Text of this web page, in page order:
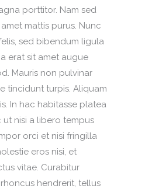
porttitor. Nam sed
mattis purus. Nunc
sed bibendum ligula
erat sit amet augue
Mauris non pulvinar
tincidunt turpis. Aliquam
In hac habitasse platea
ut nisi a libero tempus
orci et nisi fringilla
eros nisi, et
vitae. Curabitur
hendrerit, tellus